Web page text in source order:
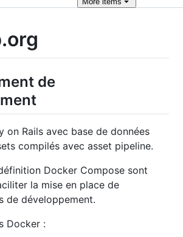
de
on Rails avec base de données
compilés avec asset pipeline.
Docker Compose sont
la mise en place de
de développement.
Docker :